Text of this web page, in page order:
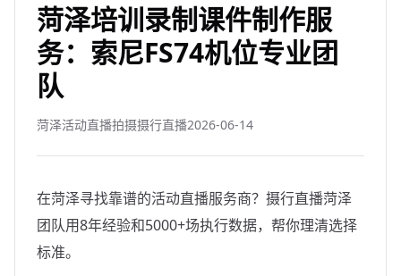
菏泽培训录制课件制作服
务：索尼FS74机位专业团
队
菏泽活动直播拍摄摄行直播2026-06-14
在菏泽寻找靠谱的活动直播服务商？摄行直播菏泽
团队用8年经验和5000+场执行数据，帮你理清选择
标准。